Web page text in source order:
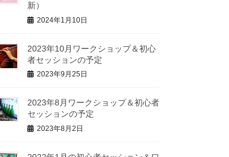
新）
2024年1月10日
2023年10月ワークショップ＆初心
者セッションの予定
2023年9月25日
2023年8月ワークショップ＆初心者
セッションの予定
2023年8月2日